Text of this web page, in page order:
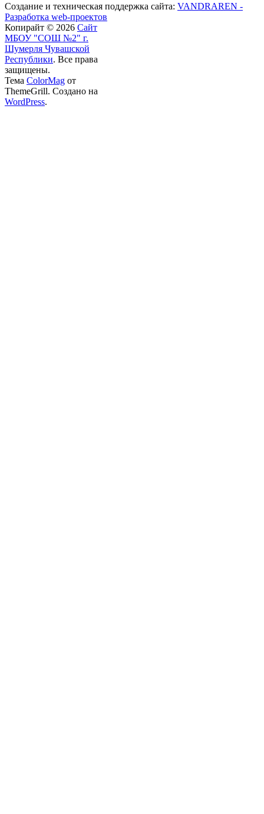
Создание и техническая поддержка сайта: VANDRAREN -
Разработка web-проектов
Копирайт © 2026 Сайт
МБОУ "СОШ №2" г.
Шумерля Чувашской
Республики. Все права
защищены.
Тема ColorMag от
ThemeGrill. Создано на
WordPress.